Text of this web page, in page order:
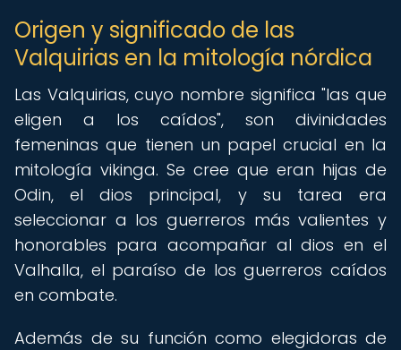
Origen y significado de las
Valquirias en la mitología nórdica
Las Valquirias, cuyo nombre significa "las que
eligen a los caídos", son divinidades
femeninas que tienen un papel crucial en la
mitología vikinga. Se cree que eran hijas de
Odin, el dios principal, y su tarea era
seleccionar a los guerreros más valientes y
honorables para acompañar al dios en el
Valhalla, el paraíso de los guerreros caídos
en combate.
Además de su función como elegidoras de